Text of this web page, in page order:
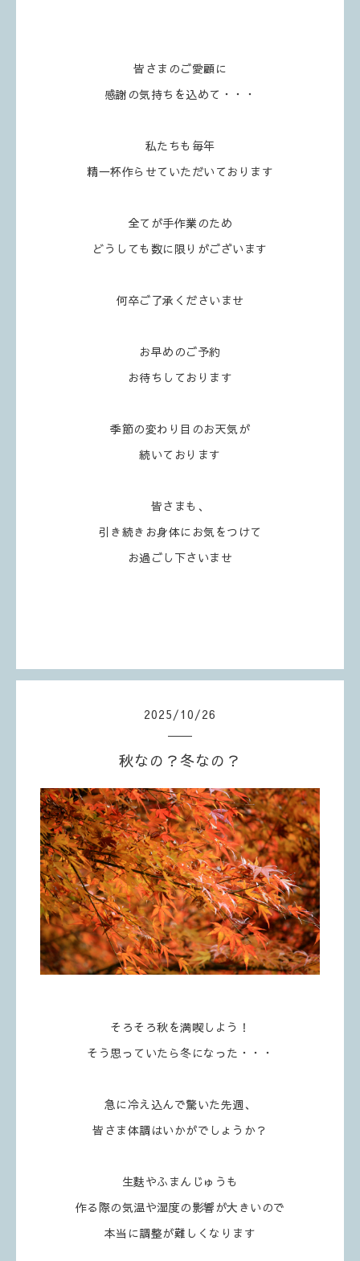
皆さまのご愛顧に
感謝の気持ちを込めて・・・
私たちも毎年
精一杯作らせていただいております
全てが手作業のため
どうしても数に限りがございます
何卒ご了承くださいませ
お早めのご予約
お待ちしております
季節の変わり目のお天気が
続いております
皆さまも、
引き続きお身体にお気をつけて
お過ごし下さいませ
2025/10/26
秋なの？冬なの？
そろそろ秋を満喫しよう！
そう思っていたら冬になった・・・
急に冷え込んで驚いた先週、
皆さま体調はいかがでしょうか？
生麩やふまんじゅうも
作る際の気温や湿度の影響が大きいので
本当に調整が難しくなります